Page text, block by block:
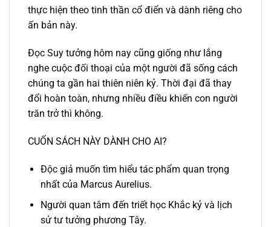
thực hiện theo tinh thần cổ điển và dành riêng cho
ấn bản này.
Đọc Suy tưởng hôm nay cũng giống như lắng
nghe cuộc đối thoại của một người đã sống cách
chúng ta gần hai thiên niên kỷ. Thời đại đã thay
đổi hoàn toàn, nhưng nhiều điều khiến con người
trăn trở thì không.
CUỐN SÁCH NÀY DÀNH CHO AI?
Độc giả muốn tìm hiểu tác phẩm quan trọng
nhất của Marcus Aurelius.
Người quan tâm đến triết học Khắc kỷ và lịch
sử tư tưởng phương Tây.